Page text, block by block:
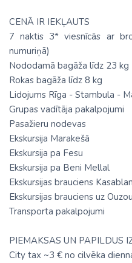
CENĀ IR IEKĻAUTS
7 naktis 3* viesnīcās ar
numuriņā)
Nododamā bagāža līdz 23 kg
Rokas bagāža līdz 8 kg
Lidojums Rīga - Stambula -
Grupas vadītāja pakalpojumi
Pasažieru nodevas
Ekskursija Marakešā
Ekskursija pa Fesu
Ekskursija pa Beni Mellal
Ekskursijas brauciens
Ekskursijas brauciens uz
Transporta pakalpojumi
PIEMAKSAS UN PAPILDUS
City tax ~3 € no cilvēka